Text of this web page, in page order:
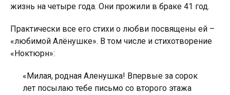
жизнь на четыре года. Они прожили в браке 41 год.
Практически все его стихи о любви посвящены ей –
«любимой Алёнушке». В том числе и стихотворение
«Ноктюрн»:
«Милая, родная Аленушка! Впервые за сорок
лет посылаю тебе письмо со второго этажа